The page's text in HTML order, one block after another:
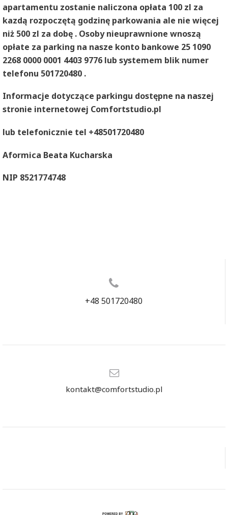
apartamentu zostanie naliczona opłata 100 zl za
kazdą rozpoczętą godzinę parkowania ale nie więcej
niż 500 zl za dobę . Osoby nieuprawnione wnoszą
opłate za parking na nasze konto bankowe 25 1090
2268 0000 0001 4403 9776 lub systemem blik numer
telefonu 501720480 .
Informacje dotyczące parkingu dostępne na naszej
stronie internetowej Comfortstudio.pl
lub telefonicznie tel +48501720480
Aformica Beata Kucharska
NIP 8521774748
+48 501720480
kontakt@comfortstudio.pl